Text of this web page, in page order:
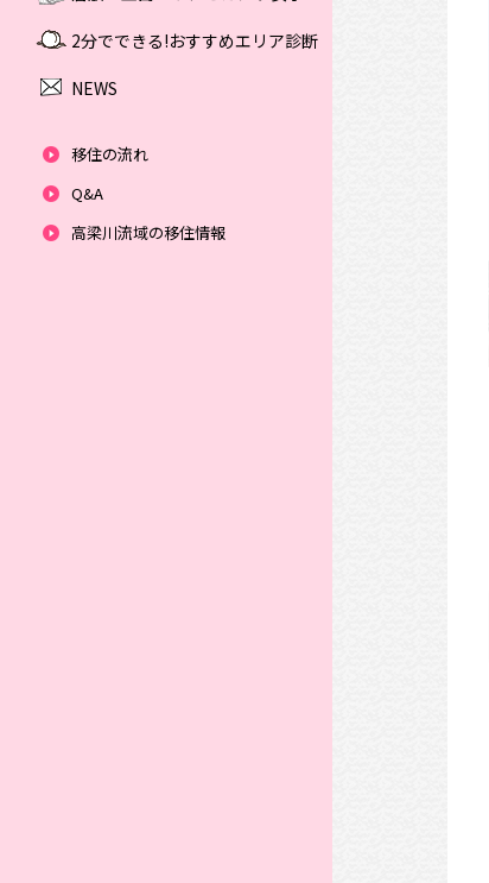
2分でできる!おすすめエリア診断
NEWS
移住の流れ
Q&A
高梁川流域の移住情報